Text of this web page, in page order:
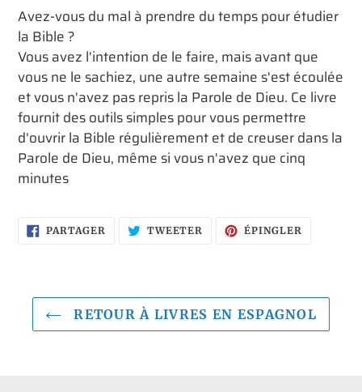
d'un
produit
à
votre
panier
Avez-vous du mal à prendre du temps pour étudier
la Bible ?
Vous avez l'intention de le faire, mais avant que
vous ne le sachiez, une autre semaine s'est écoulée
et vous n'avez pas repris la Parole de Dieu. Ce livre
fournit des outils simples pour vous permettre
d'ouvrir la Bible régulièrement et de creuser dans la
Parole de Dieu, même si vous n'avez que cinq
minutes
PARTAGER PARTAGER
SUR
TWEETER TWEETERÉPINGLER
RETOUR À LIVRES EN ESPAGNOL